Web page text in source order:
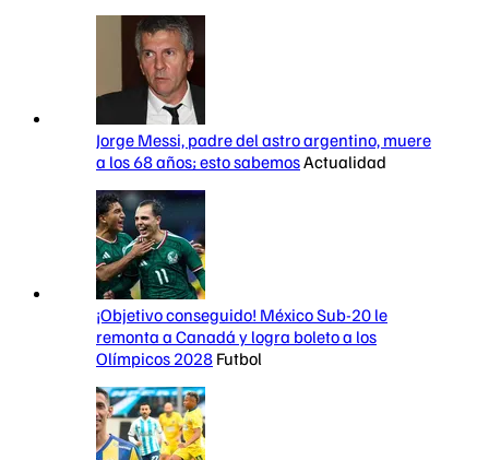
Jorge Messi, padre del astro argentino, muere
a los 68 años; esto sabemosActualidad
¡Objetivo conseguido! México Sub-20 le
remonta a Canadá y logra boleto a los
Olímpicos 2028 Futbol